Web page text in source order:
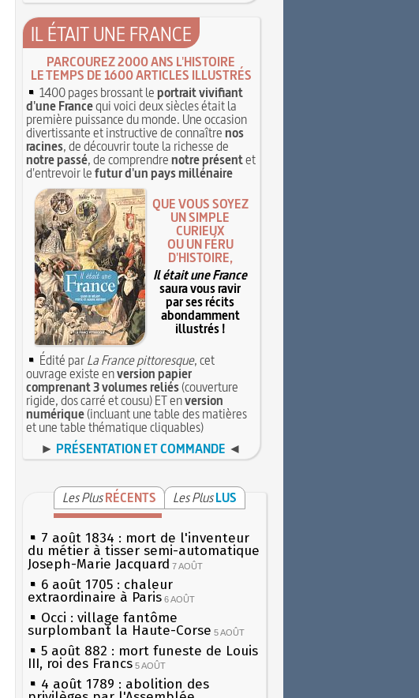
IL ÉTAIT UNE FRANCE
PARCOUREZ 2000 ANS L'HISTOIRE
LE TEMPS DE 1600 ARTICLES ILLUSTRÉS
1400 pages brossant leportrait vivifiant
d'une Francequi voici deux siècles était la
première puissance du monde. Une occasion
divertissante et instructive de connaîtrenos
racines, de découvrir toute la richesse de
notre passé, de comprendrenotre présentet
d'entrevoir lefutur d'un pays millénaire
QUE VOUS SOYEZ
UN SIMPLE
CURIEUX
OU UN FÉRU
D'HISTOIRE,
Il était une France
saura vous ravir
par ses récits
abondamment
illustrés !
Édité parLa France pittoresque, cet
ouvrage existe enversion papier
comprenant 3 volumes reliés(couverture
rigide, dos carré et cousu) ET enversion
numérique(incluant une table des matières
et une table thématique cliquables)
► PRÉSENTATION ET COMMANDE ◄
Les Plus RÉCENTS Les Plus LUS
7 août 1834 : mort de l'inventeur
du métier à tisser semi-automatique
Joseph-Marie Jacquard 7 AOÛT
6 août 1705 : chaleur
extraordinaire à Paris 6 AOÛT
Occi : village fantôme
surplombant la Haute-Corse 5 AOÛT
5 août 882 : mort funeste de Louis
III, roi des Francs 5 AOÛT
4 août 1789 : abolition des